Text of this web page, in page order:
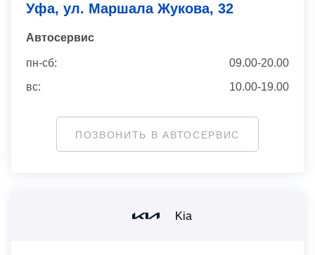
Уфа, ул. Маршала Жукова, 32
Автосервис
пн-сб:
09.00-20.00
вс:
10.00-19.00
ПОЗВОНИТЬ В АВТОСЕРВИС
Kia